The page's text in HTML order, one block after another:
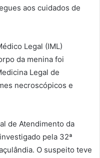
aos cuidados de
Legal (IML)
da menina foi
Legal de
necroscópicos e
de Atendimento da
pela 32ª
O suspeito teve